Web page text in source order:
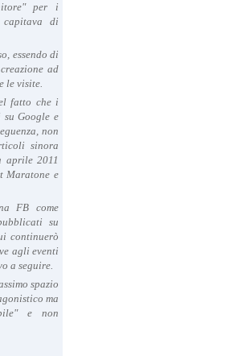
per i
di
essendo di
ad
le visite.
fatto che i
Google e
non
sinora
aprile 2011
Maratone e
FB come
su
continuerò
agli eventi
a seguire.
spazio
ma
e non